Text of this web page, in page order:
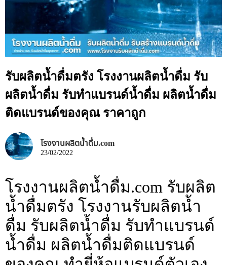
รับผลิตน้ำดื่มตรัง โรงงานผลิตน้ำดื่ม รับ
ผลิตน้ำดื่ม รับทำแบรนด์น้ำดื่ม ผลิตน้ำดื่ม
ติดแบรนด์ของคุณ ราคาถูก
โรงงานผลิตน้ำดื่ม.com
23/02/2022
โรงงานผลิตน้ำดื่ม.com รับผลิต
น้ำดื่มตรัง โรงงานรับผลิตน้ำ
ดื่ม รับผลิตน้ำดื่ม รับทำแบรนด์
น้ำดื่ม ผลิตน้ำดื่มติดแบรนด์